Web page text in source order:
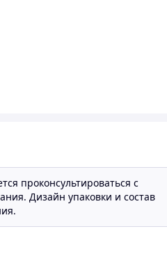
проконсультироваться с
Дизайн упаковки и состав